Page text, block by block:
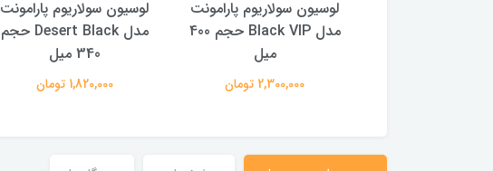
لوسیون سولاریوم پارامونت
مدل Black VIP حجم 400
میل
2,300,000 تومان
لوسیون سولاریوم پارامونت
مدل Desert Black حجم
340 میل
1,820,000 تومان